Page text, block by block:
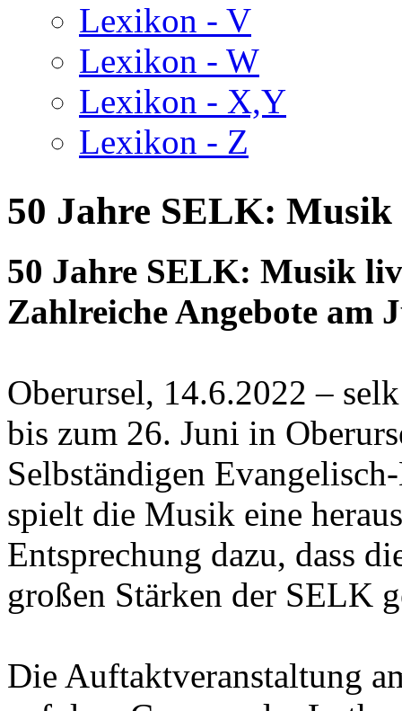
Lexikon - V
Lexikon - W
Lexikon - X,Y
Lexikon - Z
50 Jahre SELK: Musik
50 Jahre SELK: Musik
Zahlreiche Angebote am
Oberursel, 14.6.2022 –
bis zum 26. Juni in
Selbständigen
spielt die Musik eine
Entsprechung dazu, dass
großen Stärken der SELK
Die Auftaktveranstaltung